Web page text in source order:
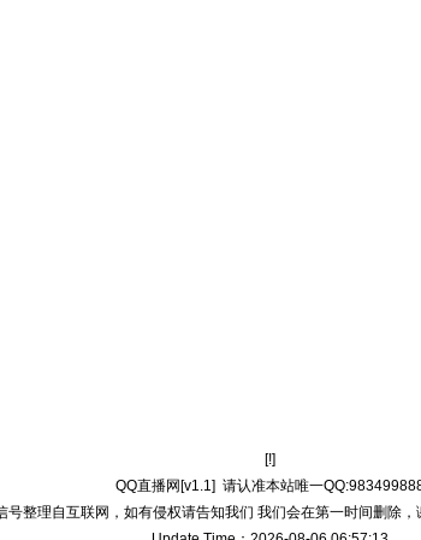
[!]
QQ直播网[v1.1] 请认准本站唯一
号整理自互联网，如有侵权请告知我们 我们会在第一时间删除